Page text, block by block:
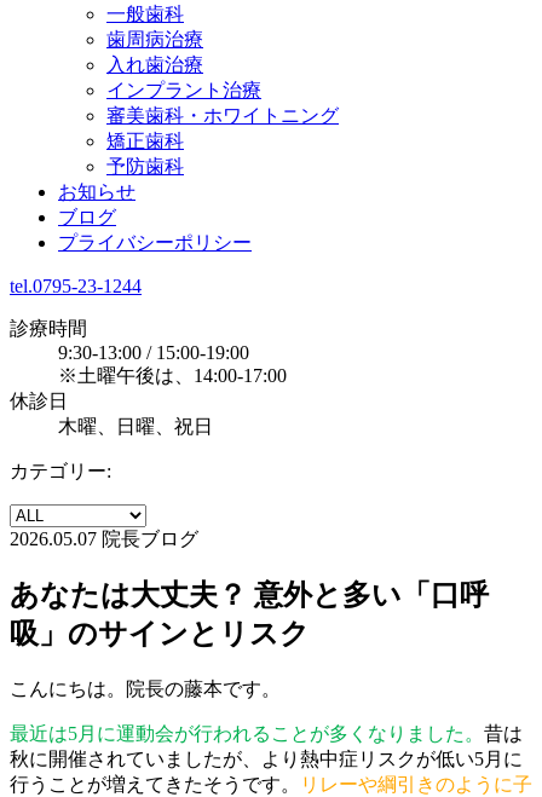
一般歯科
歯周病治療
入れ歯治療
インプラント治療
審美歯科・ホワイトニング
矯正歯科
予防歯科
お知らせ
ブログ
プライバシーポリシー
tel.0795-23-1244
診療時間
9:30-13:00 / 15:00-19:00
※土曜午後は、14:00-17:00
休診日
木曜、日曜、祝日
カテゴリー:
2026.05.07 院長ブログ
あなたは大丈夫？ 意外と多い「口呼
吸」のサインとリスク
こんにちは。院長の藤本です。
最近は5月に運動会が行われることが多くなりました。 昔は
秋に開催されていましたが、より熱中症リスクが低い5月に
行うことが増えてきたそうです。
リレーや綱引きのように子